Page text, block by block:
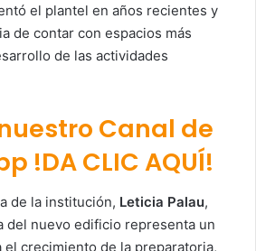
el plantel en años recientes y
de contar con espacios más
de las actividades
Canal de
!DA CLIC AQUÍ!
de la institución, Leticia Palau,
del nuevo edificio representa un
el crecimiento de la preparatoria,